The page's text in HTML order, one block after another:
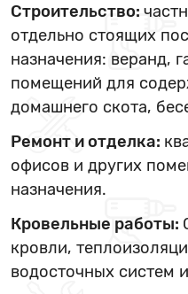
Строительство:
отдельно стоящих
назначения: веранд,
помещений для
домашнего скота,
Ремонт и отделка:
офисов и других
назначения.
Кровельные работы:
кровли,
водосточных систем